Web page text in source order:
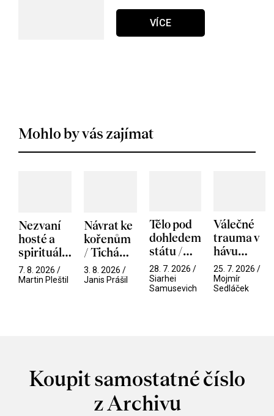
VÍCE
Mohlo by vás zajímat
Nezvaní
hosté a
spirituální
narušitelé
z vesmíru
7. 8. 2026 /
Martin Pleštil
Návrat ke
kořenům
/ Tichá
přítelkyně
3. 8. 2026 /
Janis Prášil
Tělo pod
dohledem
státu /
Pramen
28. 7. 2026 /
Siarhei
Samusevich
Válečné
trauma v
hávu
spektáklu
/ Odyssea
25. 7. 2026 /
Mojmír
Sedláček
Koupit samostatné číslo
z Archivu